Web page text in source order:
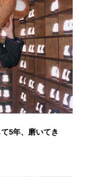
5年、磨いてき